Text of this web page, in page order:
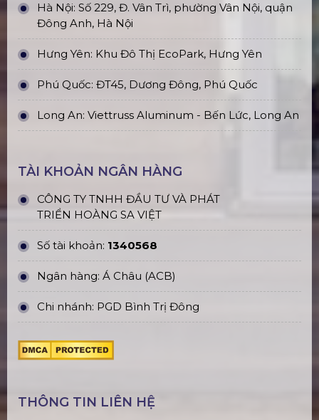
Hà Nội: Số 229, Đ. Vân Trì, phường Vân Nội, quận
Đông Anh, Hà Nội
Hưng Yên: Khu Đô Thị EcoPark, Hưng Yên
Phú Quốc: ĐT45, Dương Đông, Phú Quốc
Long An: Viettruss Aluminum - Bến Lức, Long An
TÀI KHOẢN NGÂN HÀNG
CÔNG TY TNHH ĐẦU TƯ VÀ PHÁT
TRIỂN HOÀNG SA VIỆT
Số tài khoản: 1340568
Ngân hàng: Á Châu (ACB)
Chi nhánh: PGD Bình Trị Đông
THÔNG TIN LIÊN HỆ